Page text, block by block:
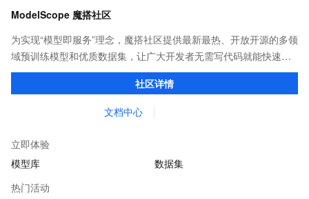
ModelScope 魔搭社区
为实现“模型即服务”理念，魔搭社区提供最新最热、开放开源的多领
域预训练模型和优质数据集，让广大开发者无需写代码就能快速体
验模型效果；同时提供抽象编程接口及SDK，对模型进行二次开
发，真正让模型应用到不同的场景中。
社区详情
文档中心
立即体验
模型库
数据集
热门活动